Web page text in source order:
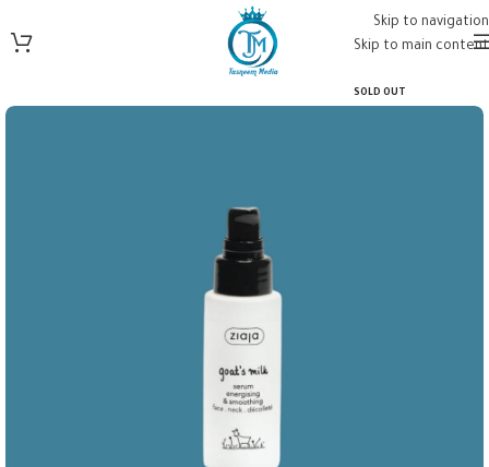
Skip to navigation
Skip to main content
SOLD OUT